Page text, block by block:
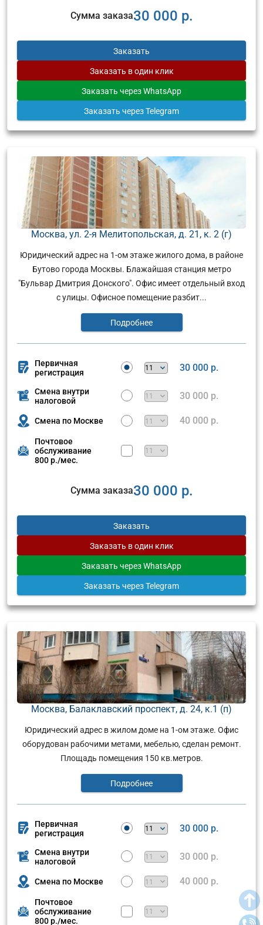
Сумма заказа30 000 р.
Заказать
Заказать в один клик
Заказать через WhatsApp
Заказать через Telegram
Москва, ул. 2-я Мелитопольская, д. 21, к. 2 (г)
Юридический адрес на 1-ом этаже жилого дома, в районе
Бутово города Москвы. Блажайшая станция метро
"Бульвар Дмитрия Донского". Офис имеет отдельный вход
с улицы. Офисное помещение разбит...
Подробнее
Первичная
регистрация
30 000 р.
Смена внутри
налоговой
30 000 р.
Смена по Москве 40 000 р.
Почтовое
обслуживание
800 р./мес.
Сумма заказа30 000 р.
Заказать
Заказать в один клик
Заказать через WhatsApp
Заказать через Telegram
Москва, Балаклавский проспект, д. 24, к.1 (п)
Юридический адрес в жилом доме на 1-ом этаже. Офис
оборудован рабочими метами, мебелью, сделан ремонт.
Площадь помещения 150 кв.метров.
Подробнее
Первичная
регистрация
30 000 р.
Смена внутри
налоговой
30 000 р.
Смена по Москве 40 000 р.
Почтовое
обслуживание
800 р./мес.